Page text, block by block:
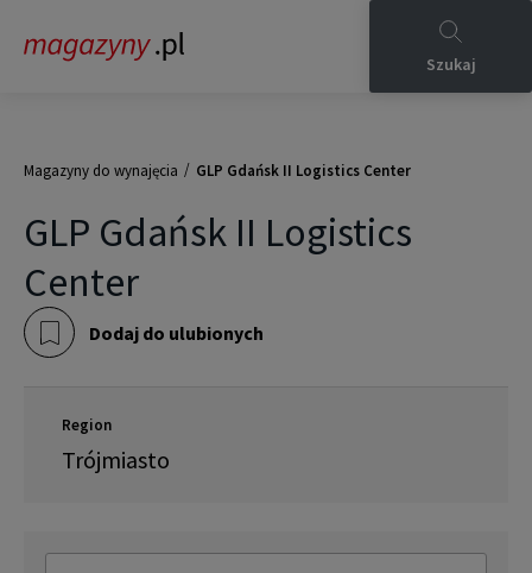
Szukaj
Magazyny do wynajęcia / GLP Gdańsk II Logistics Center
GLP Gdańsk II Logistics
Center
Dodaj do ulubionych
Region
Trójmiasto